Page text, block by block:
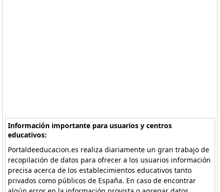
Información importante para usuarios y centros
educativos:
Portaldeeducacion.es realiza diariamente un gran trabajo de
recopilación de datos para ofrecer a los usuarios información
precisa acerca de los establecimientos educativos tanto
privados como públicos de España. En caso de encontrar